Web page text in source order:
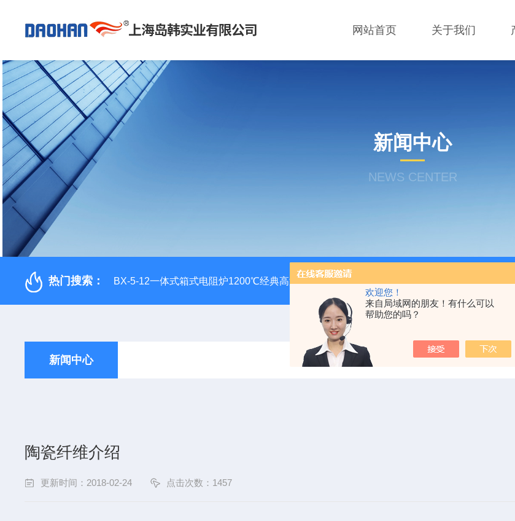
欢迎您！
来自局域网的朋友！有什么可以
帮助您的吗？
网站首页 关于我们
新闻中心
NEWS CENTER
热门搜索： BX-5-12一体式箱式电阻炉1200℃经典高温马弗炉 BX-12-12H灰分含量测定马弗炉1200
新闻中心
陶瓷纤维介绍
更新时间：2018-02-24 点击次数：1457